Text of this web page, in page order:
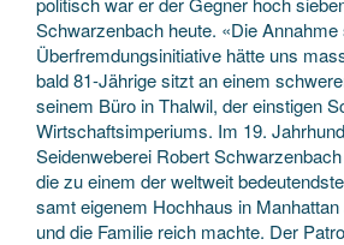
Schwarzenbach heute. «Die Annahme
Überfremdungsinitiative hätte uns
bald 81-Jährige sitzt an einem
seinem Büro in Thalwil, der einstigen
Wirtschaftsimperiums. Im 19.
Seidenweberei Robert
die zu einem der weltweit
samt eigenem Hochhaus in
und die Familie reich machte. Der